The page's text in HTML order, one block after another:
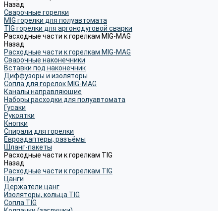
Назад
Сварочные горелки
MIG горелки для полуавтомата
TIG горелки для аргонодуговой сварки
Расходные части к горелкам MIG-MAG
Назад
Расходные части к горелкам MIG-MAG
Сварочные наконечники
Вставки под наконечник
Диффузоры и изоляторы
Сопла для горелок MIG-MAG
Каналы направляющие
Наборы расходки для полуавтомата
Гусаки
Рукоятки
Кнопки
Спирали для горелки
Евроадаптеры, разъёмы
Шланг-пакеты
Расходные части к горелкам TIG
Назад
Расходные части к горелкам TIG
Цанги
Держатели цанг
Изоляторы, кольца TIG
Сопла TIG